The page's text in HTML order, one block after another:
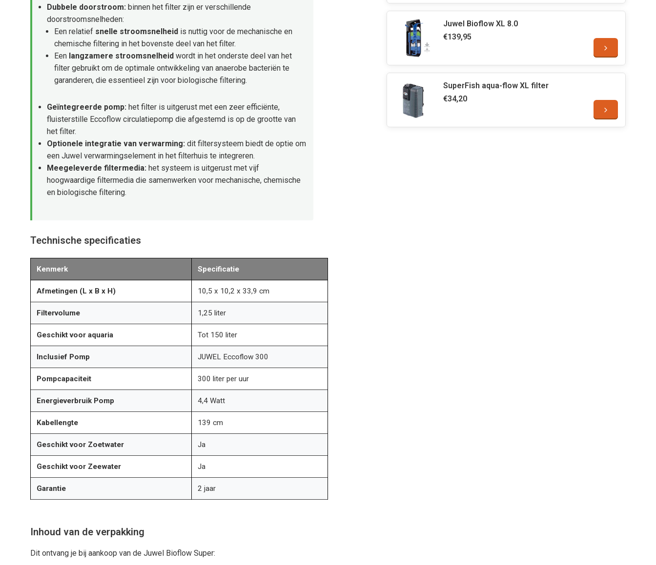
Dubbele doorstroom: binnen het filter zijn er verschillende
doorstroomsnelheden:
Een relatief snelle stroomsnelheid is nuttig voor de mechanische en
chemische filtering in het bovenste deel van het filter.
Een langzamere stroomsnelheid wordt in het onderste deel van het
filter gebruikt om de optimale ontwikkeling van anaerobe bacteriën te
garanderen, die essentieel zijn voor biologische filtering.
Geïntegreerde pomp: het filter is uitgerust met een zeer efficiënte,
fluisterstille Eccoflow circulatiepomp die afgestemd is op de grootte van
het filter.
Optionele integratie van verwarming: dit filtersysteem biedt de optie om
een Juwel verwarmingselement in het filterhuis te integreren.
Meegeleverde filtermedia: het systeem is uitgerust met vijf
hoogwaardige filtermedia die samenwerken voor mechanische, chemische
en biologische filtering.
Technische specificaties
Kenmerk Specificatie
Afmetingen (L x B x H) 10,5 x 10,2 x 33,9 cm
Filtervolume 1,25 liter
Geschikt voor aquaria Tot 150 liter
Inclusief Pomp JUWEL Eccoflow 300
Pompcapaciteit 300 liter per uur
Energieverbruik Pomp 4,4 Watt
Kabellengte 139 cm
Geschikt voor Zoetwater Ja
Geschikt voor Zeewater Ja
Garantie 2 jaar
Inhoud van de verpakking
Dit ontvang je bij aankoop van de Juwel Bioflow Super:
Juwel Bioflow XL 8.0
€139,95
SuperFish aqua-flow XL filter
€34,20